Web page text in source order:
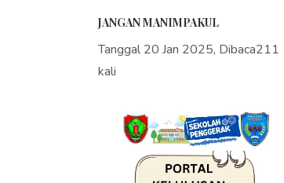
JANGAN MANIMPAKUL
Tanggal 20 Jan 2025, Dibaca211
kali